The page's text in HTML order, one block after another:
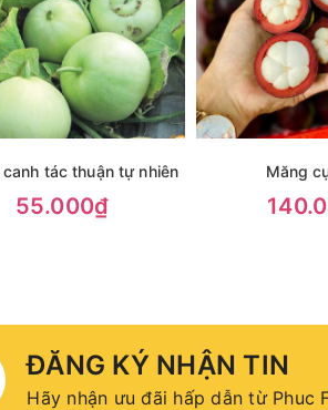
canh tác thuận tự nhiên
55.000₫
Măng
ĐĂNG KÝ NHẬN TIN
Hãy nhận ưu đãi hấp dẫn từ Phuc